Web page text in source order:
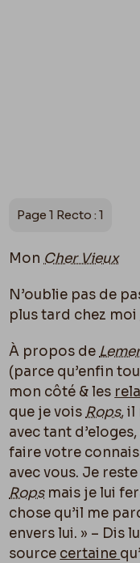
Page 1 Recto : 1
Mon Cher Vieux
N’oublie pas de
plus tard chez moi
À propos de
(parce qu’enfin
mon côté & les
que je vois Rops, il
avec tant
faire votre
avec vous. Je
Ropsmais je lui
chose qu’il me
envers lui. » – Dis
source certaine